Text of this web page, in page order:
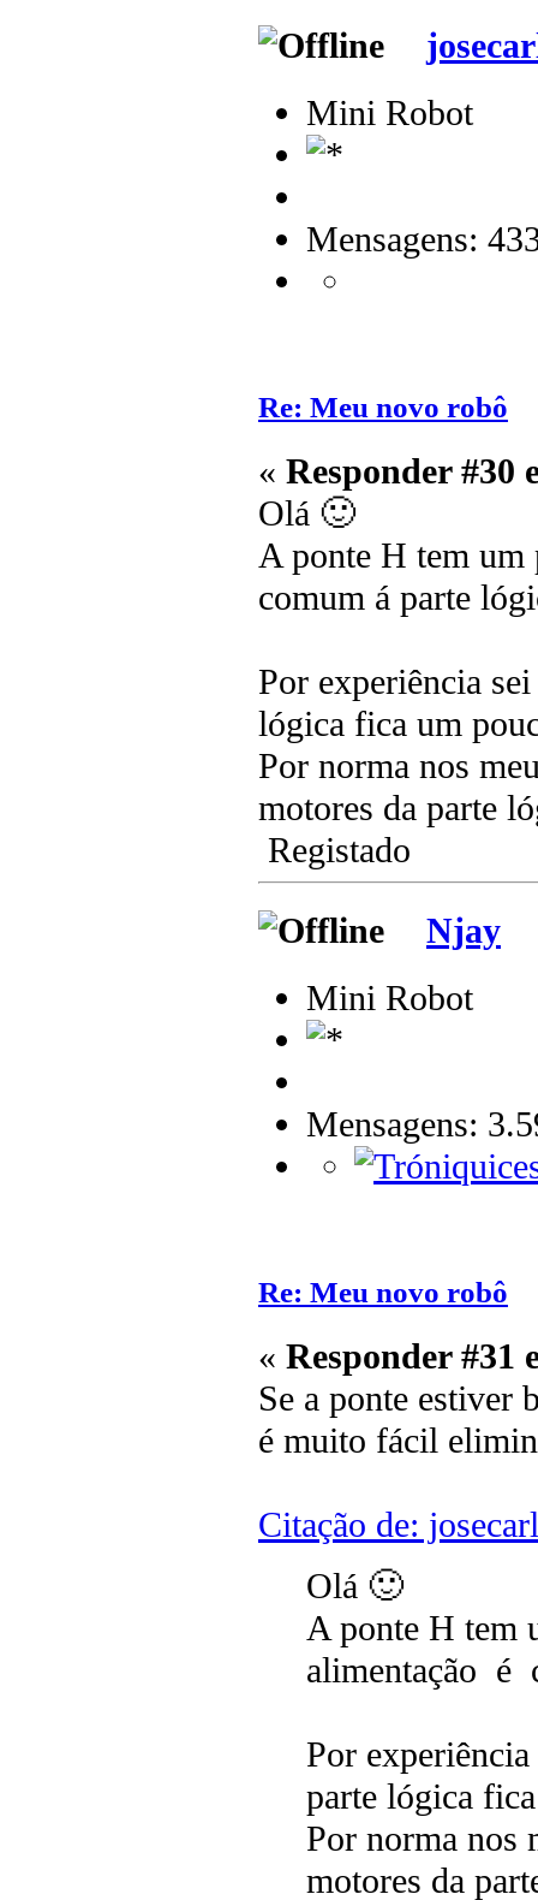
Mini Robot
Mensagens:
Re: Meu novo robô
« Responder #30
Olá 🙂
A ponte H tem um
comum á parte
Por experiência
lógica fica um
Por norma nos
motores da parte
Registado
Njay
Mini Robot
Mensagens:
Re: Meu novo robô
« Responder #31
Se a ponte estiver
é muito fácil
Citação de:
Olá 🙂
A ponte H tem
alimentação é
Por
parte lógica
Por norma nos
motores da